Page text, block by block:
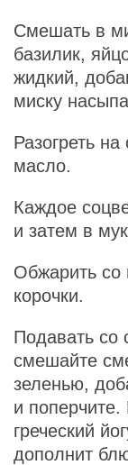
Смешать в
базилик,
жидкий,
миску
Разогреть
масло.
Каждое
и затем в
Обжарить со
корочки.
Подавать со
смешайте
зеленью,
и
греческий
дополнит